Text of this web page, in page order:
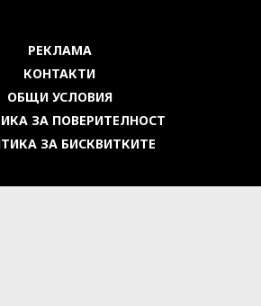
РЕКЛАМА
КОНТАКТИ
ОБЩИ УСЛОВИЯ
ЗА ПОВЕРИТЕЛНОСТ
ЗА БИСКВИТКИТЕ